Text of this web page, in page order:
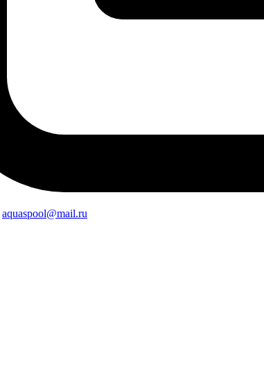
aquaspool@mail.ru